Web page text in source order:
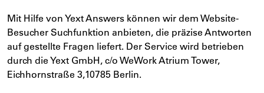
Mit Hilfe von Yext Answers können wir dem Website-
Besucher Suchfunktion anbieten, die präzise Antworten
auf gestellte Fragen liefert. Der Service wird betrieben
durch die Yext GmbH, c/o WeWork Atrium Tower,
Eichhornstraße 3,10785 Berlin.